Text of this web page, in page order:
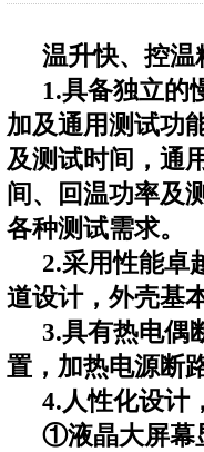
温升快、控温
1.具备独立的
加及通用测试功
及测试时间，通
间、回温功率及
各种测试需求。
2.采用性能卓
道设计，外壳基
3.具有热电偶
置，加热电源断
4.人性化设计
①液晶大屏幕